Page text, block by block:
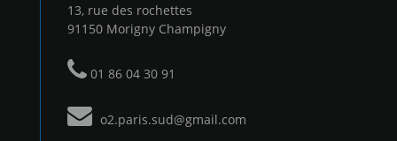
13, rue des rochettes
91150 Morigny Champigny
01 86 04 30 91
o2.paris.sud@gmail.com